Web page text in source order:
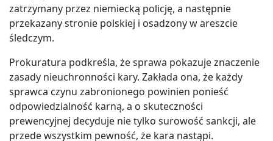
zatrzymany przez niemiecką policję, a następnie
przekazany stronie polskiej i osadzony w areszcie
śledczym.
Prokuratura podkreśla, że sprawa pokazuje znaczenie
zasady nieuchronności kary. Zakłada ona, że każdy
sprawca czynu zabronionego powinien ponieść
odpowiedzialność karną, a o skuteczności
prewencyjnej decyduje nie tylko surowość sankcji, ale
przede wszystkim pewność, że kara nastąpi.